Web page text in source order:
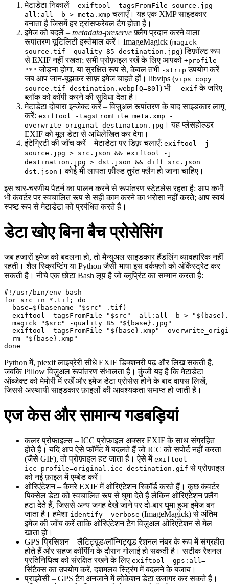
मेटाडेटा निकालें – exiftool -tagsFromFile source.jpg -
all:all -b > meta.xmp चलाएँ। यह एक XMP साइडकार
बनाता है जिसमें हर ट्रांसफरेबल टैग होता है।
इमेज को बदलें – metadata‑preserveफ़्लैग प्रदान करने वाला
रूपांतरण यूटिलिटी इस्तेमाल करें। ImageMagick (magick
source.tif -quality 85 destination.jpg) डिफ़ॉल्ट रूप
से EXIF नहीं रखता; सभी प्रोफ़ाइल रखें के लिए आपको +profile
"*" जोड़ना होगा, या सुरक्षित रूप से, केवल तभी -strip उपयोग करें
जब आप जान‑बूझकर साफ़ इमेज चाहते हों। libvips (vips copy
source.tif destination.webp[Q=80] ) भी --exif के जरिए
ब्लॉक को कॉपी करने की सुविधा देता है।
मेटाडेटा दोबारा इन्जेक्ट करें– विज़ुअल रूपांतरण के बाद साइडकार लागू
करें: exiftool -tagsFromFile meta.xmp -
overwrite_original destination.jpg । यह प्लेसहोल्डर
EXIF को मूल डेटा से अधिलेखित कर देगा।
इंटेग्रिटी की जाँच करें– मेटाडेटा पर डिफ़ चलाएँ: exiftool -j
source.jpg > src.json && exiftool -j
destination.jpg > dst.json && diff src.json
dst.json । कोई भी लापता फ़ील्ड तुरंत फ्लैग हो जाना चाहिए।
इस चार‑चरणीय पैटर्न का पालन करने से रूपांतरण स्टेटलेस रहता है: आप कभी
भी कंवर्टर पर स्वचालित रूप से सही काम करने का भरोसा नहीं करते; आप स्वयं
स्पष्ट रूप से मेटाडेटा को प्रबंधित करते हैं।
डेटा खोए बिना बैच प्रोसेसिंग
जब हजारों इमेज को बदलना हो, तो मैन्युअल साइडकार हैंडलिंग व्यावहारिक नहीं
रहती। शैल स्क्रिप्टिंग या Python जैसी भाषा इस वर्कफ़्लो को ऑर्केस्ट्रेट कर
सकती है। नीचे एक छोटा Bash लूप है जो ब्लूप्रिंट का सम्मान करता है:
#!/usr/bin/env bash
for src in *.tif; do
  base=$(basename "$src" .tif)
exiftool -tagsFromFile "$src" -all:all -b >
  magick "$src" -quality 85 "${base}.jpg"
exiftool -tagsFromFile "${base}.xmp" -
  rm "${base}.xmp"
Python में, piexifलाइब्रेरी सीधे EXIF डिक्शनरी पढ़ और लिख सकती है,
जबकिPillowविज़ुअल रूपांतरण संभालता है। कुंजी यह है कि मेटाडेटा
ऑब्जेक्ट को मेमोरी में रखेँ और इमेज डेटा प्रोसेस होने के बाद वापस लिखें,
जिससे अस्थायी साइडकार फ़ाइलों की आवश्यकता समाप्त हो जाती है।
एज केस और सामान्य गडबड़ियां
कलर प्रोफाइल्स – ICC प्रोफ़ाइल अक्सर EXIF के साथ संग्रहित
होते हैं। यदि आप ऐसे फॉर्मेट में बदलते हैं जो ICC को सपोर्ट नहीं करता
(जैसे GIF), तो प्रोफ़ाइल हट जाता है। ऐसे में exiftool -
icc_profile=original.icc destination.gif से प्रोफ़ाइल
को नई फ़ाइल में एम्बेड करें।
ओरिएंटेशन– कैमरे EXIF में ओरिएंटेशन रिकॉर्ड करते हैं। कुछ कंवर्टर
पिक्सेल डेटा को स्वचालित रूप से घुमा देते हैं लेकिन ओरिएंटेशन फ़्लैग
हटा देते हैं, जिससे अन्य जगह देखे जाने पर दो‑बार घुमा हुआ इमेज बन
जाता है। हमेशा identify -verbose (ImageMagick) से अंतिम
इमेज की जाँच करें ताकि ओरिएंटेशन टैग विज़ुअल ओरिएंटेशन से मेल
खाता हो।
GPS प्रिसिशन– लैटिट्यूड/लॉन्गिट्यूड रैशनल नंबर के रूप में संग्रहीत
होते हैं और सहज कॉपीिंग के दौरान गोलाई हो सकती है। सटीक रैशनल
प्रतिनिधित्व को संरक्षित रखने के लिए exiftool -gps:all=
सिंटैक्स का उपयोग करें, दशमलव स्ट्रिंग में बदलने के बजाय।
प्राइवेसी – GPS टैग अनजाने में लोकेशन डेटा उजागर कर सकते हैं।